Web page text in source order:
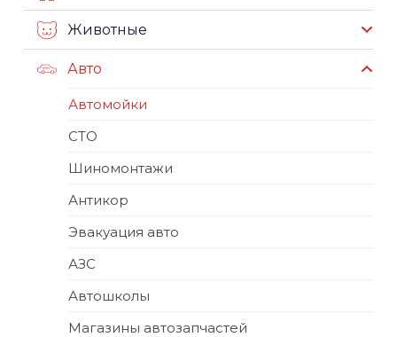
Животные
Авто
Автомойки
СТО
Шиномонтажи
Антикор
Эвакуация авто
АЗС
Автошколы
Магазины автозапчастей